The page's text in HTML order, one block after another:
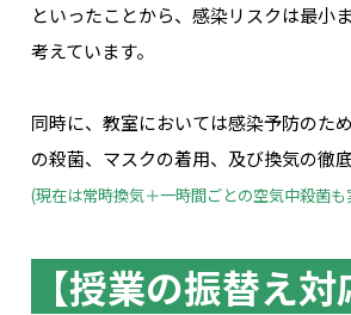
といったことから、感染リスクは最小
考えています。
同時に、教室においては感染予防のた
の殺菌、マスクの着用、及び換気の徹
(現在は常時換気＋一時間ごとの空気中殺菌も
【授業の振替え対